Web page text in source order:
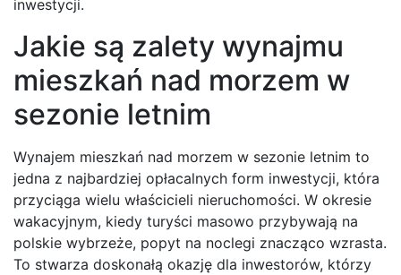
inwestycji.
Jakie są zalety wynajmu
mieszkań nad morzem w
sezonie letnim
Wynajem mieszkań nad morzem w sezonie letnim to
jedna z najbardziej opłacalnych form inwestycji, która
przyciąga wielu właścicieli nieruchomości. W okresie
wakacyjnym, kiedy turyści masowo przybywają na
polskie wybrzeże, popyt na noclegi znacząco wzrasta.
To stwarza doskonałą okazję dla inwestorów, którzy